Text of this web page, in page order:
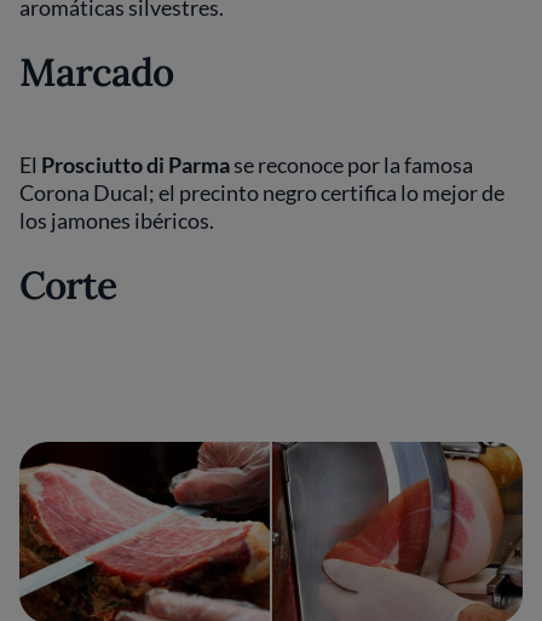
aromáticas silvestres.
Marcado
El Prosciutto di Parmase reconoce por la famosa
Corona Ducal; el precinto negro certifica lo mejor de
los jamones ibéricos.
Corte